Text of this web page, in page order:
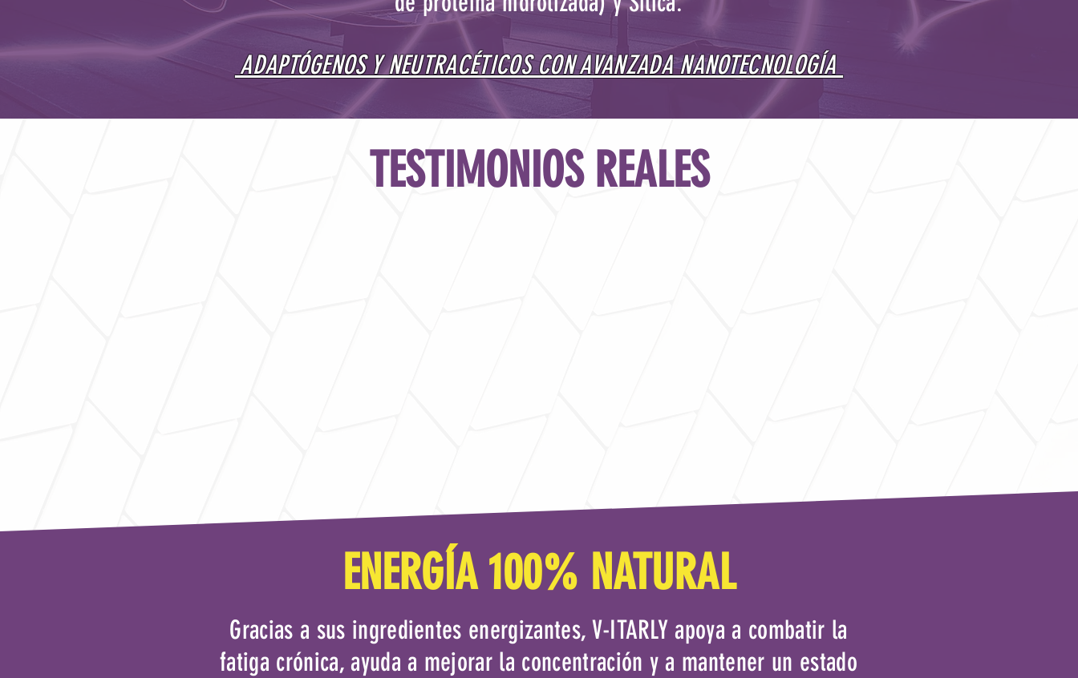
ADAPTÓGENOS Y NEUTRACÉTICOS CON AVANZADA NANOTECNOLOGÍA
TESTIMONIOS REALES
ENERGÍA 100% NATURAL
Gracias a sus ingredientes energizantes, V-ITARLY apoya a combatir la
fatiga crónica, ayuda a mejorar la concentración y a mantener un estado